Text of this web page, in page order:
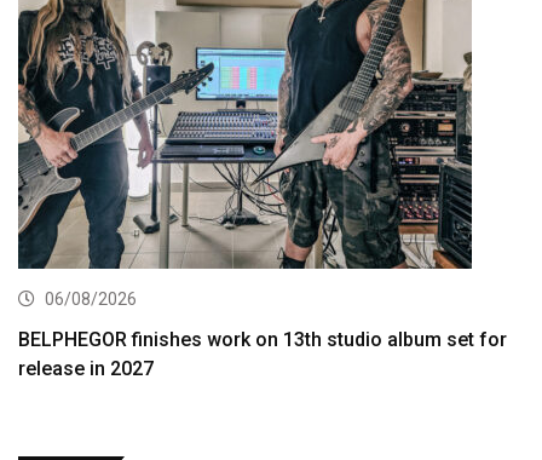
06/08/2026
BELPHEGOR finishes work on 13th studio album set for
release in 2027